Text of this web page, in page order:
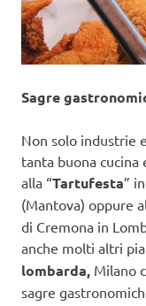
Sagre
Non solo industrie
tanta buona
alla “Tartufesta”
(Mantova) oppure
di Cremona in
anche molti altri
lombarda, Milano
sagre